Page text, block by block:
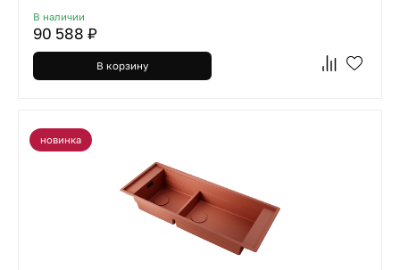
В наличии
90 588 ₽
В корзину
новинка